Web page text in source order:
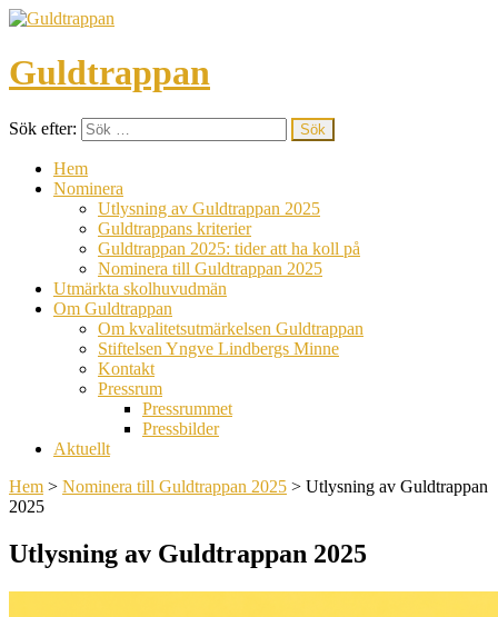
Guldtrappan
Sök efter:
Hem
Nominera
Utlysning av Guldtrappan 2025
Guldtrappans kriterier
Guldtrappan 2025: tider att ha koll på
Nominera till Guldtrappan 2025
Utmärkta skolhuvudmän
Om Guldtrappan
Om kvalitetsutmärkelsen Guldtrappan
Stiftelsen Yngve Lindbergs Minne
Kontakt
Pressrum
Pressrummet
Pressbilder
Aktuellt
Hem > Nominera till Guldtrappan 2025 > Utlysning av Guldtrappan
2025
Utlysning av Guldtrappan 2025